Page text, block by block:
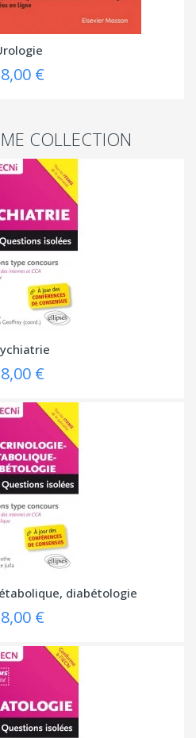
€
COLLECTION
€
diabétologie
€